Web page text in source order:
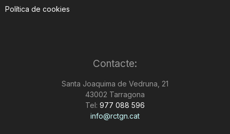
Política de cookies
Contacte:
Santa Joaquima de Vedruna, 21
43002 Tarragona
Tel: 977 088 596
info@rctgn.cat